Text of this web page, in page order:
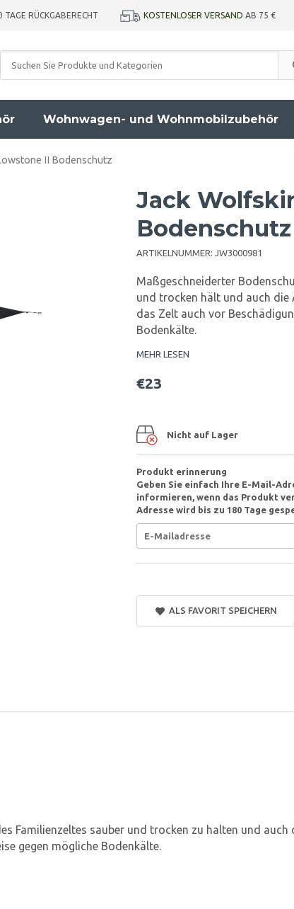
TAGE RÜCKGABERECHT KOSTENLOSER VERSAND AB 75 €
Wohnwagen- und Wohnmobilzubehör
II Bodenschutz
Jack
Bodenschutz
ARTIKELNUMMER: JW3000981
Maßgeschneiderter
und trocken hält und auch
das Zelt auch vor
Bodenkälte.
MEHR LESEN
€23
Nicht auf Lager
Produkt erinnerung
Geben Sie einfach Ihre E-Mail-
informieren, wenn das Produkt
Adresse wird bis zu 180 Tage
ALS FAVORIT SPEICHERN
Familienzeltes sauber und trocken zu halten und auch
gegen mögliche Bodenkälte.